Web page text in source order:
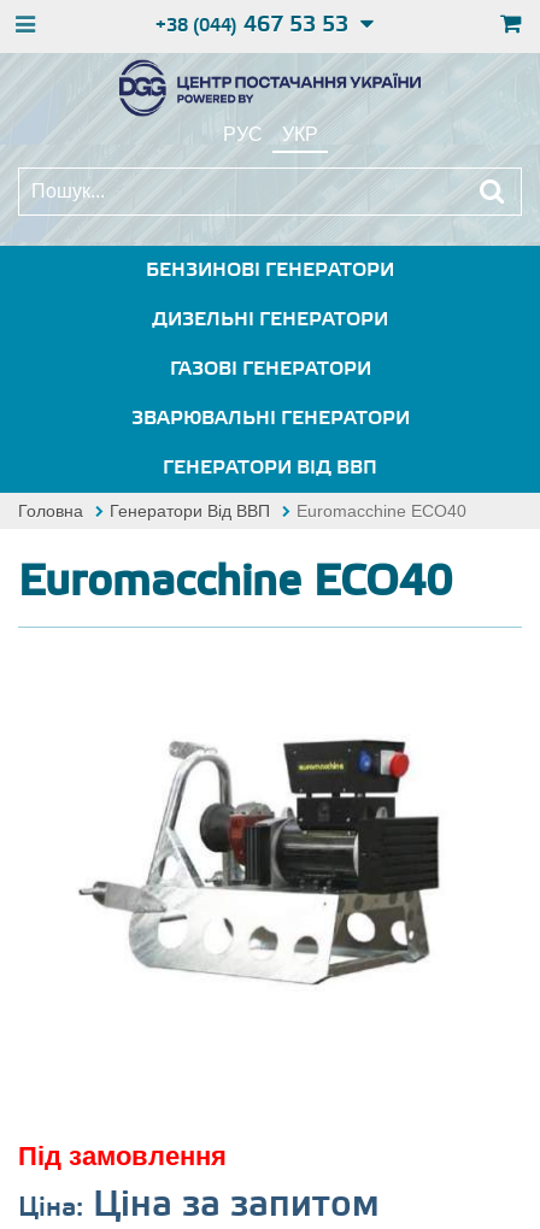
+38 (044) 467 53 53
РУС УКР
БЕНЗИНОВІ ГЕНЕРАТОРИ
ДИЗЕЛЬНІ ГЕНЕРАТОРИ
ГАЗОВІ ГЕНЕРАТОРИ
ЗВАРЮВАЛЬНІ ГЕНЕРАТОРИ
ГЕНЕРАТОРИ ВІД ВВП
Головна Генератори Від ВВП Euromacchine ECO40
Euromacchine ECO40
Під замовлення
Ціна: Ціна за запитом